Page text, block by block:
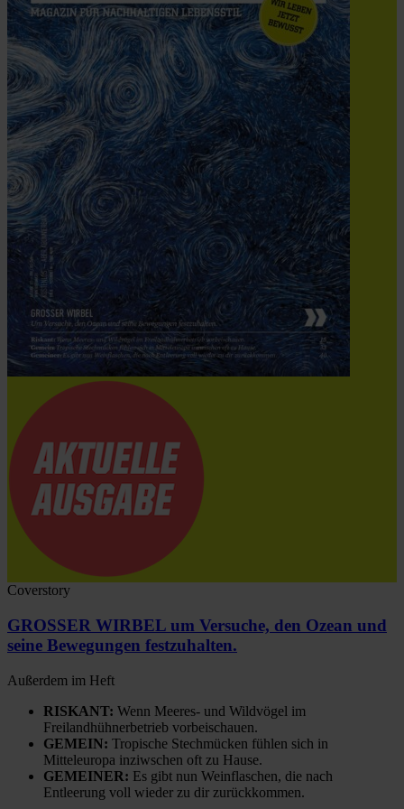
Coverstory
GROSSER WIRBEL um Versuche, den Ozean und
seine Bewegungen festzuhalten.
Außerdem im Heft
RISKANT: Wenn Meeres- und Wildvögel im
Freilandhühnerbetrieb vorbeischauen.
GEMEIN: Tropische Stechmücken fühlen sich in
Mitteleuropa inziwschen oft zu Hause.
GEMEINER: Es gibt nun Weinflaschen, die nach
Entleerung voll wieder zu dir zurückkommen.